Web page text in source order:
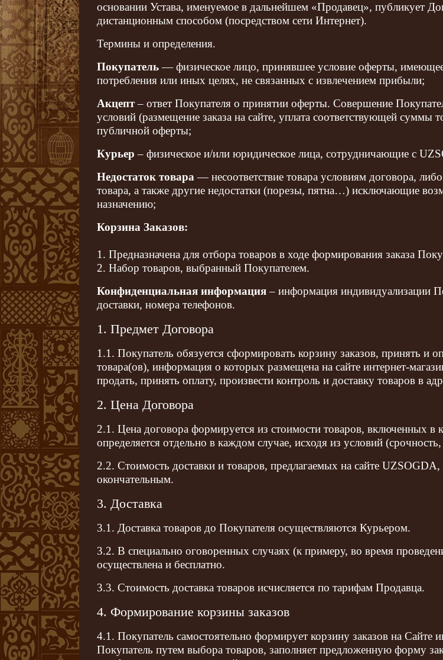
основании Устава, именуемое в дальнейшем «Продавец», публикует
дистанционным способом (посредством сети Интернет).
Термины и определения.
Покупатель— физическое лицо, принявшее условие оферты,
потребления или иных целях, не связанных с извлечением прибыли;
Акцепт– ответ Покупателя о принятии оферты. Совершение
условий (размещение заказа на сайте, уплата соответствующей суммы
публичной оферты;
Курьер – физическое и/или юридическое лица, сотрудничающие с
Недостаток товара— несоответствие товара условиям договора,
товара, а также другие недостатки (порезы, пятна…) исключающие
назначению;
Корзина Заказов:
1. Предназначена для отбора товаров в ходе формирования заказа
2. Набор товаров, выбранный Покупателем.
Конфиденциальная информация– информация индивидуализации
доставки, номера телефонов.
1. Предмет Договора
1.1. Покупатель обязуется сформировать корзину заказов, принять и
товара(ов), информация о которых размещена на сайте интернет-
продать, принять оплату, произвести контроль и доставку товаров в
2. Цена Договора
2.1. Цена договора формируется из стоимости товаров, включенных в
определяется отдельно в каждом случае, исходя из условий
2.2. Стоимость доставки и товаров, предлагаемых на сайте UZSOGDA,
окончательным.
3. Доставка
3.1. Доставка товаров до Покупателя осуществляются Курьером.
3.2. В специально оговоренных случаях (к примеру, во время
осуществлена и бесплатно.
3.3. Стоимость доставка товаров исчисляется по тарифам Продавца.
4. Формирование корзины заказов
4.1. Покупатель самостоятельно формирует корзину заказов на
Покупатель путем выбора товаров, заполняет предложенную форму